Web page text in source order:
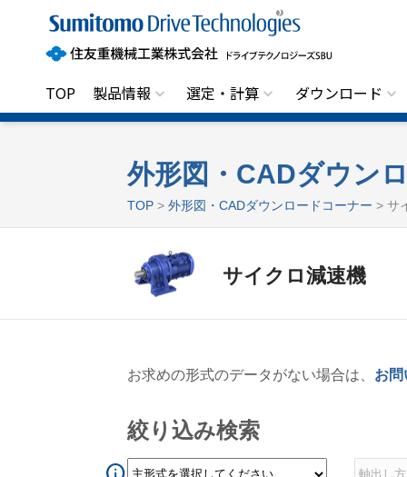
住
友
重
機
工
業
株
ー
TOP 製品情報 選定・計算 ダウンロード
外形図・CADダウン
TOP > 外形図・CADダウンロードコーナー > サ
サイクロ減速機
お求めの形式のデータがない場合は、 お問
絞り込み検索